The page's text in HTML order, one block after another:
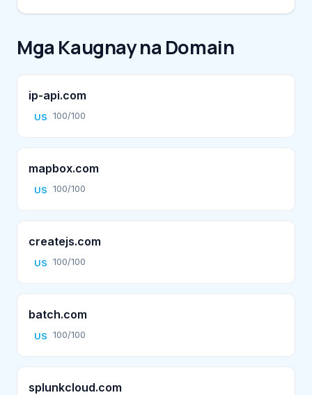
Mga Kaugnay na Domain
ip-api.com
US 100/100
mapbox.com
US 100/100
createjs.com
US 100/100
batch.com
US 100/100
splunkcloud.com